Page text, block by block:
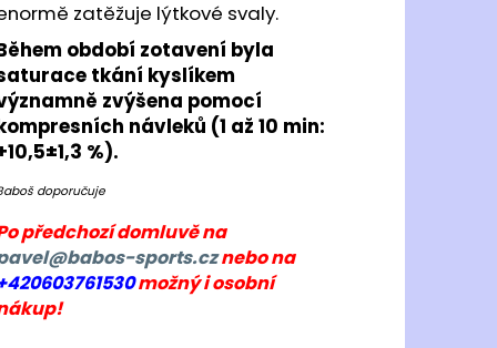
zatěžuje lýtkové svaly.
období zotavení byla
tkání kyslíkem
zvýšena pomocí
návleků (1 až 10 min:
%).
doporučuje
předchozí domluvě na
sports.cznebo na
možný i osobní